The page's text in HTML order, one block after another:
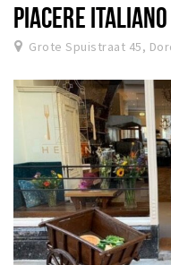
PIACERE ITALIANO
Grote Spuistraat 45,